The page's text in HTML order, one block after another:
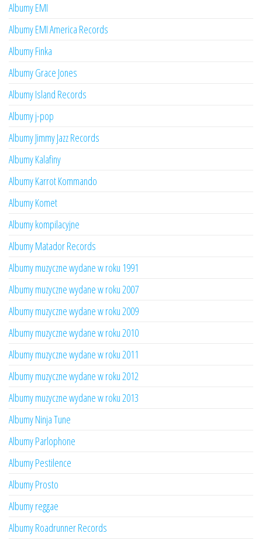
Albumy EMI
Albumy EMI America Records
Albumy Finka
Albumy Grace Jones
Albumy Island Records
Albumy j-pop
Albumy Jimmy Jazz Records
Albumy Kalafiny
Albumy Karrot Kommando
Albumy Komet
Albumy kompilacyjne
Albumy Matador Records
Albumy muzyczne wydane w roku 1991
Albumy muzyczne wydane w roku 2007
Albumy muzyczne wydane w roku 2009
Albumy muzyczne wydane w roku 2010
Albumy muzyczne wydane w roku 2011
Albumy muzyczne wydane w roku 2012
Albumy muzyczne wydane w roku 2013
Albumy Ninja Tune
Albumy Parlophone
Albumy Pestilence
Albumy Prosto
Albumy reggae
Albumy Roadrunner Records